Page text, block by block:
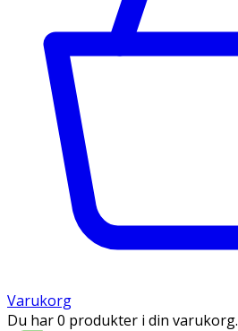
Varukorg
Du har 0 produkter i din varukorg.